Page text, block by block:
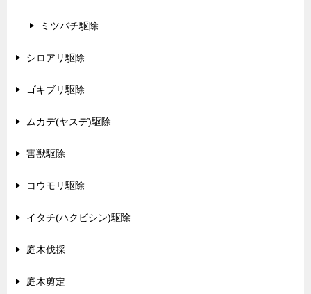
ミツバチ駆除
シロアリ駆除
ゴキブリ駆除
ムカデ(ヤスデ)駆除
害獣駆除
コウモリ駆除
イタチ(ハクビシン)駆除
庭木伐採
庭木剪定